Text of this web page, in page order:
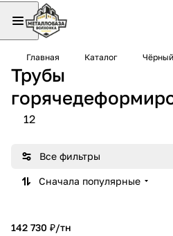
Главная Каталог
Трубы
12
Все фильтры
Сначала популярные
142 730 ₽/тн